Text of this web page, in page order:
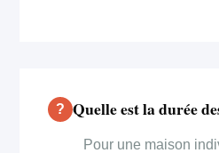
Quelle est la durée
Pour une maison